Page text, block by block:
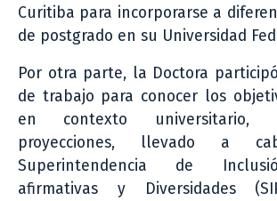
Curitiba para incorporarse a
de postgrado en su Universidad
Por otra parte, la Doctora
de trabajo para conocer los
en contexto universitario,
proyecciones, llevado a
Superintendencia de
afirmativas y Diversidades